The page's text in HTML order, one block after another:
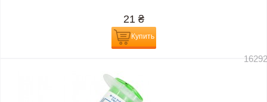
21 ₴
Купить